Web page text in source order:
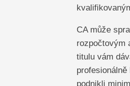
CA může
rozpočtovým
titulu vám
podnikli